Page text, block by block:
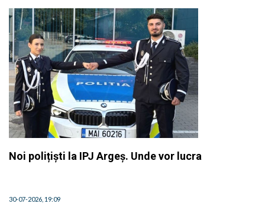
Noi polițiști la IPJ Argeș. Unde vor lucra
30-07-2026, 19:09